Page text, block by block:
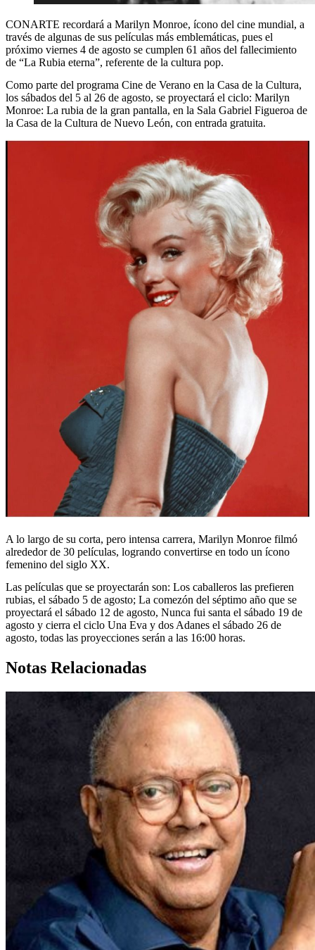
CONARTE recordará a Marilyn Monroe, ícono del cine mundial, a
través de algunas de sus películas más emblemáticas, pues el
próximo viernes 4 de agosto se cumplen 61 años del fallecimiento
de “La Rubia eterna”, referente de la cultura pop.
Como parte del programa Cine de Verano en la Casa de la Cultura,
los sábados del 5 al 26 de agosto, se proyectará el ciclo: Marilyn
Monroe: La rubia de la gran pantalla, en la Sala Gabriel Figueroa de
la Casa de la Cultura de Nuevo León, con entrada gratuita.
A lo largo de su corta, pero intensa carrera, Marilyn Monroe filmó
alrededor de 30 películas, logrando convertirse en todo un ícono
femenino del siglo XX.
Las películas que se proyectarán son: Los caballeros las prefieren
rubias, el sábado 5 de agosto; La comezón del séptimo año que se
proyectará el sábado 12 de agosto, Nunca fui santa el sábado 19 de
agosto y cierra el ciclo Una Eva y dos Adanes el sábado 26 de
agosto, todas las proyecciones serán a las 16:00 horas.
Notas Relacionadas